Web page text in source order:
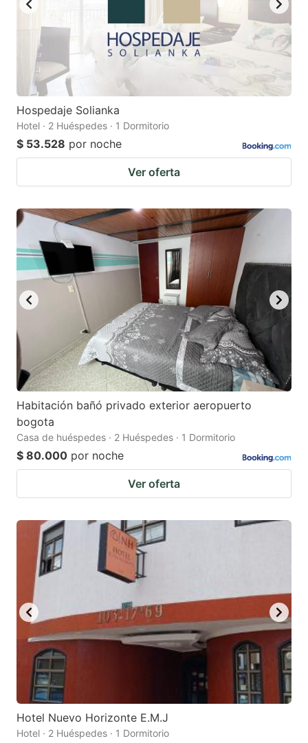
Hospedaje Solianka
Hotel · 2 Huéspedes · 1 Dormitorio
$ 53.528 por noche
Ver oferta
Habitación bañó privado exterior aeropuerto
bogota
Casa de huéspedes · 2 Huéspedes · 1 Dormitorio
$ 80.000 por noche
Ver oferta
Hotel Nuevo Horizonte E.M.J
Hotel · 2 Huéspedes · 1 Dormitorio